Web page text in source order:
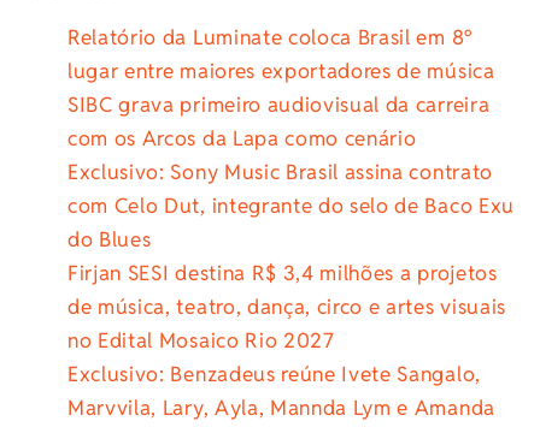
Relatório da Luminate coloca Brasil em 8º
lugar entre maiores exportadores de música
SIBC grava primeiro audiovisual da carreira
com os Arcos da Lapa como cenário
Exclusivo: Sony Music Brasil assina contrato
com Celo Dut, integrante do selo de Baco Exu
do Blues
Firjan SESI destina R$ 3,4 milhões a projetos
de música, teatro, dança, circo e artes visuais
no Edital Mosaico Rio 2027
Exclusivo: Benzadeus reúne Ivete Sangalo,
Marvvila, Lary, Ayla, Mannda Lym e Amanda